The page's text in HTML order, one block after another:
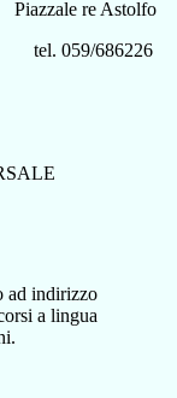
Piazzale re Astolfo
tel. 059/686226
ad indirizzo
a lingua